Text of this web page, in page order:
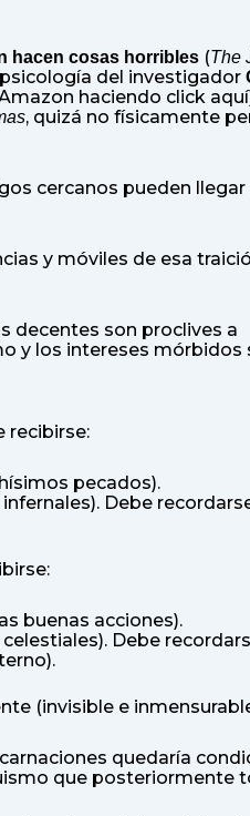
hacen cosas horribles (The
del investigador
haciendo click aquí
, quizá no físicamente
cercanos pueden llegar
y móviles de esa
decentes son proclives a
y los intereses mórbidos
recibirse:
pecados).
Debe
buenas acciones).
Debe
(invisible e
quedaría
que posteriormente